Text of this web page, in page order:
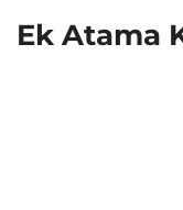
Ek Atama